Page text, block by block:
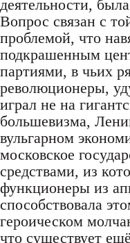
деятельности,
Вопрос связан с
проблемой, что
подкрашенным
партиями, в чьих
революционеры,
играл не на
большевизма,
вульгарном
московское
средствами, из
функционеры из
способствовала
героическом
что существует